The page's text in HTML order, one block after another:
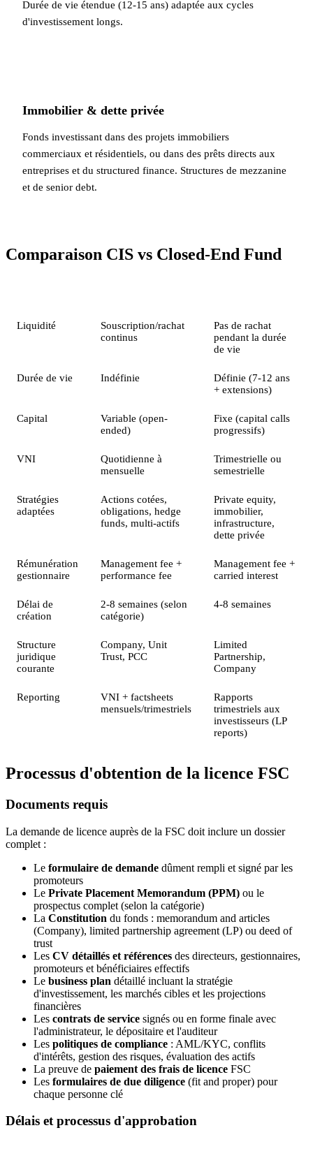
Durée de vie étendue (12-15 ans) adaptée aux cycles
d'investissement longs.
Immobilier & dette privée
Fonds investissant dans des projets immobiliers
commerciaux et résidentiels, ou dans des prêts directs aux
entreprises et du structured finance. Structures de mezzanine
et de senior debt.
Comparaison CIS vs Closed-End Fund
Liquidité
Souscription/rachat
continus
Pas de rachat
pendant la durée
de vie
Durée de vie Indéfinie
Définie (7-12 ans
+ extensions)
Capital
Variable (open-
ended)
Fixe (capital calls
progressifs)
VNI
Quotidienne à
mensuelle
Trimestrielle ou
semestrielle
Stratégies
adaptées
Actions cotées,
obligations, hedge
funds, multi-actifs
Private equity,
immobilier,
infrastructure,
dette privée
Rémunération
gestionnaire
Management fee +
performance fee
Management fee +
carried interest
Délai de
création
2-8 semaines (selon
catégorie)
4-8 semaines
Structure
juridique
courante
Company, Unit
Trust, PCC
Limited
Partnership,
Company
Reporting
VNI + factsheets
mensuels/trimestriels
Rapports
trimestriels aux
investisseurs (LP
reports)
Processus d'obtention de la licence FSC
Documents requis
La demande de licence auprès de la FSC doit inclure un dossier
complet :
Le formulaire de demande dûment rempli et signé par les
promoteurs
Le Private Placement Memorandum (PPM) ou le
prospectus complet (selon la catégorie)
La Constitution du fonds : memorandum and articles
(Company), limited partnership agreement (LP) ou deed of
trust
Les CV détaillés et références des directeurs, gestionnaires,
promoteurs et bénéficiaires effectifs
Le business plan détaillé incluant la stratégie
d'investissement, les marchés cibles et les projections
financières
Les contrats de service signés ou en forme finale avec
l'administrateur, le dépositaire et l'auditeur
Les politiques de compliance : AML/KYC, conflits
d'intérêts, gestion des risques, évaluation des actifs
La preuve de paiement des frais de licence FSC
Les formulaires de due diligence (fit and proper) pour
chaque personne clé
Délais et processus d'approbation